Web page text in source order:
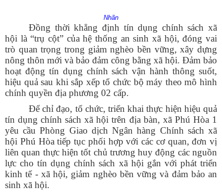
Nhãn
Đồng thời khẳng định tín dụng chính sách xã
hội là “trụ cột” của hệ thống an sinh xã hội, đóng vai
trò quan trọng trong giảm nghèo bền vững, xây dựng
nông thôn mới và bảo đảm công bằng xã hội. Đảm bảo
hoạt động tín dụng chính sách vận hành thông suốt,
hiệu quả sau khi sắp xếp tổ chức bộ máy theo mô hình
chính quyền địa phương 02 cấp.
Để chỉ đạo, tổ chức, triển khai thực hiện hiệu quả
tín dụng chính sách xã hội trên địa bàn, xã Phú Hòa 1
yêu cầu Phòng Giao dịch Ngân hàng Chính sách xã
hội Phú Hòa tiếp tục phối hợp với các cơ quan, đơn vị
liên quan thực hiện tốt chủ trương huy động các nguồn
lực cho tín dụng chính sách xã hội gắn với phát triển
kinh tế - xã hội, giảm nghèo bền vững và đảm bảo an
sinh xã hội.